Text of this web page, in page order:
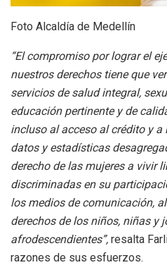
Foto Alcaldía de Medellín
“El compromiso por lograr el
nuestros derechos tiene que
servicios de salud integral,
educación pertinente y de
incluso al acceso al crédito y
datos y estadísticas
derecho de las mujeres a vivir
discriminadas en su
los medios de comunicación,
derechos de los niños, niñas y
afrodescendientes”, resalta
razones de sus esfuerzos.